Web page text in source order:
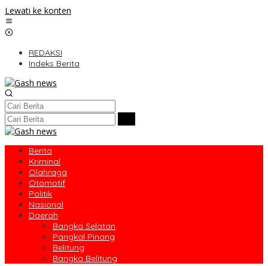
Lewati ke konten
REDAKSI
Indeks Berita
Berita
Kriminal
Olahraga
Otomotif
Politik
Nasional
Daerah
Bangka Selatan
Pangkal Pinang
Belitung
Bangka Belitung